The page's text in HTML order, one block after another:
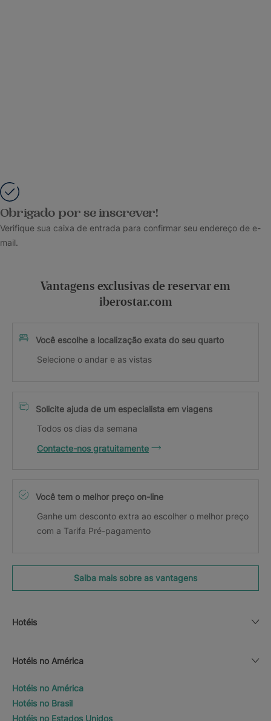
Obrigado por se inscrever!
Verifique sua caixa de entrada para confirmar seu endereço de e-
mail.
Vantagens exclusivas de reservar em
iberostar.com
Você escolhe a localização exata do seu quarto
Selecione o andar e as vistas
Solicite ajuda de um especialista em viagens
Todos os dias da semana
Contacte-nos gratuitamente
Você tem o melhor preço on-line
Ganhe um desconto extra ao escolher o melhor preço
com a Tarifa Pré-pagamento
Saiba mais sobre as vantagens
Hotéis
Hotéis no América
Hotéis no América
Hotéis no Brasil
Hotéis no Estados Unidos